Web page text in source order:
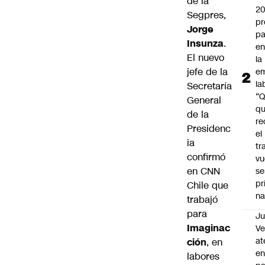
Segpres,
Jorge
Insunza.
El nuevo
jefe de la
Secretaría
General
de la
Presidenc
ia
confirmó
en CNN
Chile que
trabajó
para
Imaginac
ción, en
labores
20
la
el